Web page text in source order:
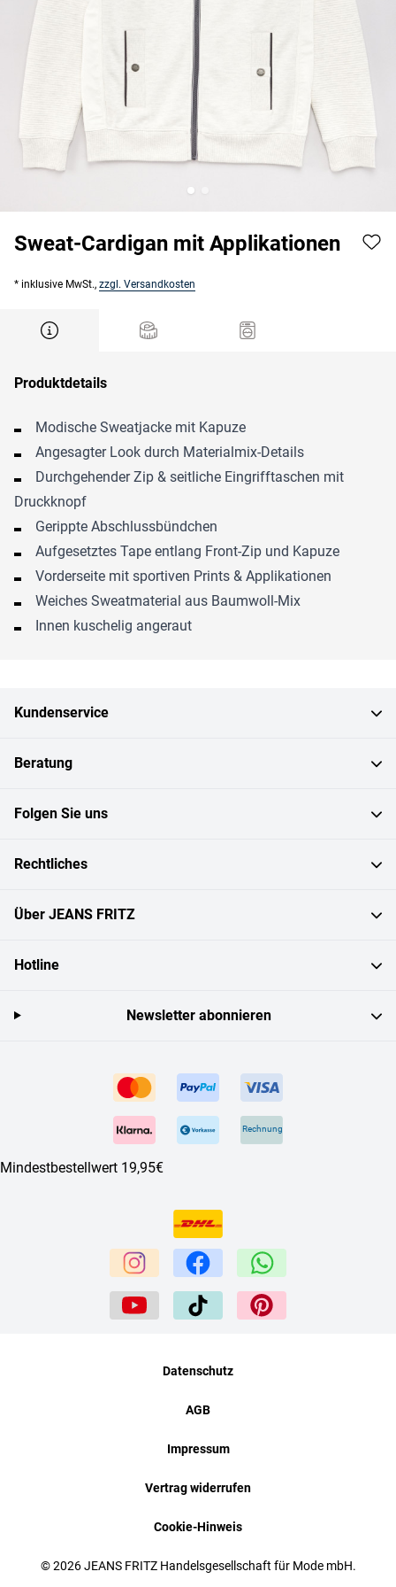
Sweat-Cardigan mit Applikationen
* inklusive MwSt., zzgl. Versandkosten
Produktdetails
Modische Sweatjacke mit Kapuze
Angesagter Look durch Materialmix-Details
Durchgehender Zip & seitliche Eingrifftaschen mit
Druckknopf
Gerippte Abschlussbündchen
Aufgesetztes Tape entlang Front-Zip und Kapuze
Vorderseite mit sportiven Prints & Applikationen
Weiches Sweatmaterial aus Baumwoll-Mix
Innen kuschelig angeraut
Kundenservice
Beratung
Folgen Sie uns
Rechtliches
Über JEANS FRITZ
Hotline
Rechnung
Mindestbestellwert 19,95€
Newsletter abonnieren
© 2026 JEANS FRITZ Handelsgesellschaft für Mode mbH.
Datenschutz
AGB
Impressum
Vertrag widerrufen
Cookie-Hinweis